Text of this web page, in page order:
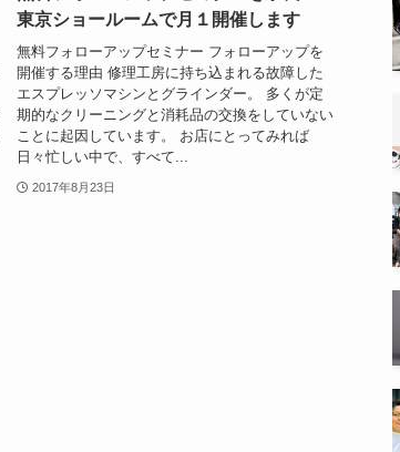
東京ショールームで月１開催します
無料フォローアップセミナー フォローアップを
開催する理由 修理工房に持ち込まれる故障した
エスプレッソマシンとグラインダー。 多くが定
期的なクリーニングと消耗品の交換をしていない
ことに起因しています。 お店にとってみれば
日々忙しい中で、すべて...
2017年8月23日